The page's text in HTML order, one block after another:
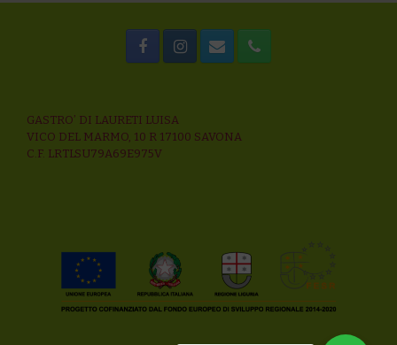
GASTRO’ DI LAURETI LUISA
VICO DEL MARMO, 10 R 17100 SAVONA
C.F. LRTLSU79A69E975V